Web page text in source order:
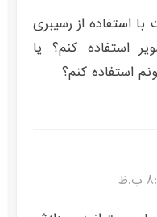
استفاده از رسپبری
استفاده کنم؟ یا
استفاده کنم؟